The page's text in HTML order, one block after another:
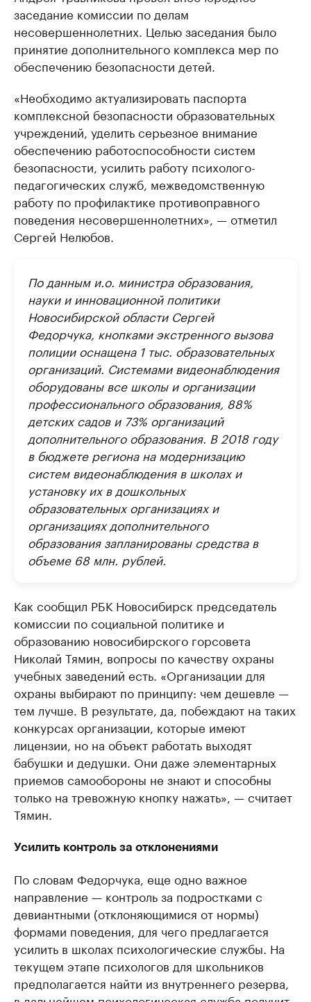
заседание комиссии по делам
несовершеннолетних. Целью заседания было
принятие дополнительного комплекса мер по
обеспечению безопасности детей.
«Необходимо актуализировать паспорта
комплексной безопасности образовательных
учреждений, уделить серьезное внимание
обеспечению работоспособности систем
безопасности, усилить работу психолого-
педагогических служб, межведомственную
работу по профилактике противоправного
поведения несовершеннолетних», — отметил
Сергей Нелюбов.
По данным и.о. министра образования,
науки и инновационной политики
Новосибирской области Сергей
Федорчука, кнопками экстренного вызова
полиции оснащена 1 тыс. образовательных
организаций. Системами видеонаблюдения
оборудованы все школы и организации
профессионального образования, 88%
детских садов и 73% организаций
дополнительного образования. В 2018 году
в бюджете региона на модернизацию
систем видеонаблюдения в школах и
установку их в дошкольных
образовательных организациях и
организациях дополнительного
образования запланированы средства в
объеме 68 млн. рублей.
Как сообщил РБК Новосибирск председатель
комиссии по социальной политике и
образованию новосибирского горсовета
Николай Тямин, вопросы по качеству охраны
учебных заведений есть. «Организации для
охраны выбирают по принципу: чем дешевле —
тем лучше. В результате, да, побеждают на таких
конкурсах организации, которые имеют
лицензии, но на объект работать выходят
бабушки и дедушки. Они даже элементарных
приемов самообороны не знают и способны
только на тревожную кнопку нажать», — считает
Тямин.
Усилить контроль за отклонениями
По словам Федорчука, еще одно важное
направление — контроль за подростками с
девиантными (отклоняющимися от нормы)
формами поведения, для чего предлагается
усилить в школах психологические службы. На
текущем этапе психологов для школьников
предполагается найти из внутреннего резерва,